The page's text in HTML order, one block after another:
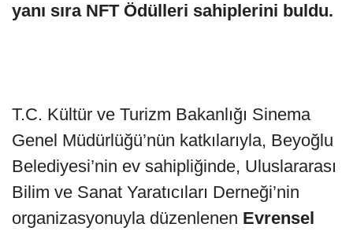
yanı sıra NFT Ödülleri sahiplerini buldu.
T.C. Kültür ve Turizm Bakanlığı Sinema
Genel Müdürlüğü’nün katkılarıyla, Beyoğlu
Belediyesi’nin ev sahipliğinde, Uluslararası
Bilim ve Sanat Yaratıcıları Derneği’nin
organizasyonuyla düzenlenen Evrensel